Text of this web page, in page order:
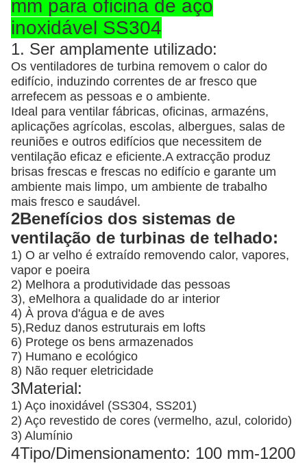
mm para oficina de aço
inoxidável SS304
1. Ser amplamente utilizado:
Os ventiladores de turbina removem o calor do
edifício, induzindo correntes de ar fresco que
arrefecem as pessoas e o ambiente.
Ideal para ventilar fábricas, oficinas, armazéns,
aplicações agrícolas, escolas, albergues, salas de
reuniões e outros edifícios que necessitem de
ventilação eficaz e eficiente.A extracção produz
brisas frescas e frescas no edifício e garante um
ambiente mais limpo, um ambiente de trabalho
mais fresco e saudável.
2Benefícios dos sistemas de
ventilação de turbinas de telhado:
1) O ar velho é extraído removendo calor, vapores,
vapor e poeira
2) Melhora a produtividade das pessoas
3), eMelhora a qualidade do ar interior
4) À prova d'água e de aves
5),Reduz danos estruturais em lofts
6) Protege os bens armazenados
7) Humano e ecológico
8) Não requer eletricidade
3Material:
1) Aço inoxidável (SS304, SS201)
2) Aço revestido de cores (vermelho, azul, colorido)
3) Alumínio
4Tipo/Dimensionamento: 100 mm-1200